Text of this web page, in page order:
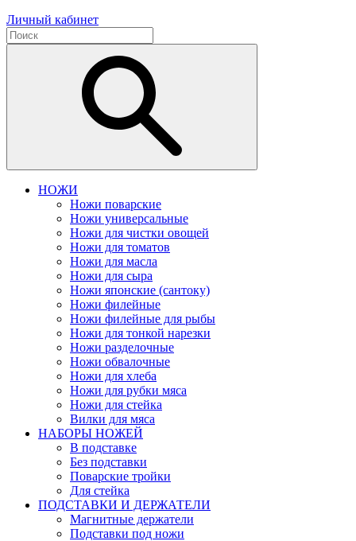
Личный кабинет
НОЖИ
Ножи поварские
Ножи универсальные
Ножи для чистки овощей
Ножи для томатов
Ножи для масла
Ножи для сыра
Ножи японские (сантоку)
Ножи филейные
Ножи филейные для рыбы
Ножи для тонкой нарезки
Ножи разделочные
Ножи обвалочные
Ножи для хлеба
Ножи для рубки мяса
Ножи для стейка
Вилки для мяса
НАБОРЫ НОЖЕЙ
В подставке
Без подставки
Поварские тройки
Для стейка
ПОДСТАВКИ И ДЕРЖАТЕЛИ
Магнитные держатели
Подставки под ножи